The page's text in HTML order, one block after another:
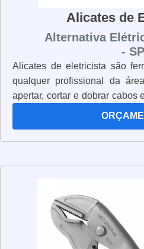
Alicates de
Alternativa
- SP
Alicates de eletricista são
qualquer profissional da
apertar, cortar e dobrar cabos
conectar e desconectar
resistentes e duráveis, para
para serem ergonômicos,
alicates de eletricista são
inoxidável, que são
Isso significa que eles
tempo sem se desgastar. Os